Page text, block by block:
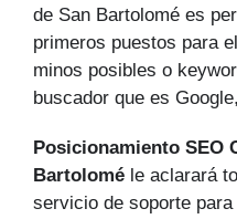
de San Bartolomé es
primeros puestos para
minos posibles o
buscador que es
Posicionamiento SEO
Bartolomé le aclarará
servicio de soporte